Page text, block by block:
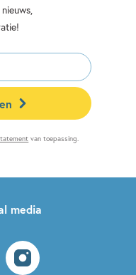
van toepassing.
media